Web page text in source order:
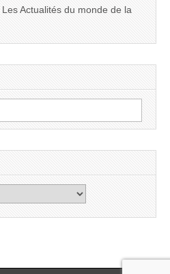
Les Actualités du monde de la